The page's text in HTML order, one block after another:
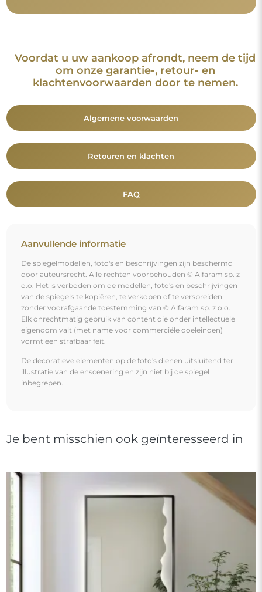
Voordat u uw aankoop afrondt, neem de tijd
om onze garantie-, retour- en
klachtenvoorwaarden door te nemen.
Algemene voorwaarden
Retouren en klachten
FAQ
Aanvullende informatie
De spiegelmodellen, foto's en beschrijvingen zijn beschermd
door auteursrecht. Alle rechten voorbehouden © Alfaram sp. z
o.o. Het is verboden om de modellen, foto's en beschrijvingen
van de spiegels te kopiëren, te verkopen of te verspreiden
zonder voorafgaande toestemming van © Alfaram sp. z o.o.
Elk onrechtmatig gebruik van content die onder intellectuele
eigendom valt (met name voor commerciële doeleinden)
vormt een strafbaar feit.
De decoratieve elementen op de foto's dienen uitsluitend ter
illustratie van de enscenering en zijn niet bij de spiegel
inbegrepen.
Je bent misschien ook geïnteresseerd in